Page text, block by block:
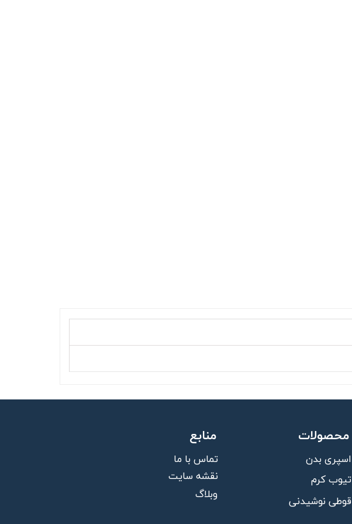
محصولات
اسپری بدن
تیوب کرم
قوطی نوشیدنی
منابع
تماس با ما
نقشه سایت
وبلاگ